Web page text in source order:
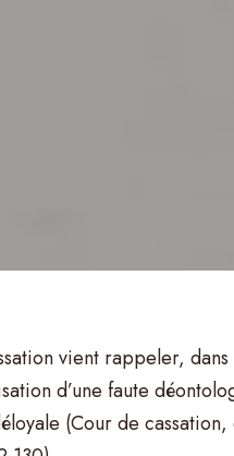
vient rappeler,
d’une faute
(Cour de